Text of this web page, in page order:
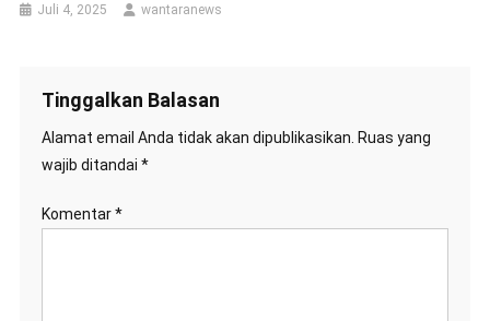
Juli 4, 2025 wantaranews
Tinggalkan Balasan
Alamat email Anda tidak akan dipublikasikan. Ruas yang
wajib ditandai *
Komentar*